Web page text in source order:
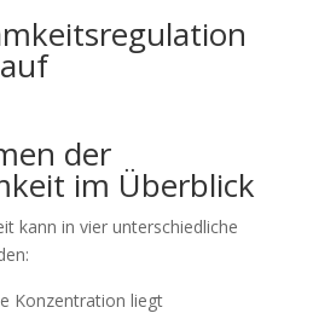
der
im Überblick
kann in vier unterschiedliche
Konzentration liegt